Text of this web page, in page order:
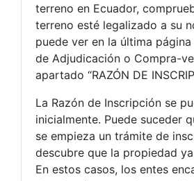
terreno en Ecuador,
terreno esté legalizado a su
puede ver en la última
de Adjudicación o Compra-
apartado “RAZÓN DE
La Razón de Inscripción se
inicialmente. Puede suceder
se empieza un trámite de
descubre que la propiedad
En estos casos, los entes